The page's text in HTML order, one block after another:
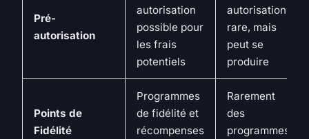
Pré-
autorisation
autorisation
possible pour
les frais
potentiels
autorisation
rare, mais
peut se
produire
Points de
Fidélité
Programmes
de fidélité et
récompenses
Rarement
des
programmes